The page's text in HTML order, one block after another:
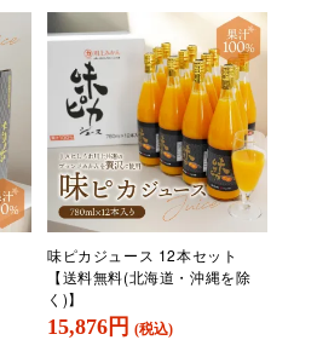
味ピカジュース 12本セット
【送料無料(北海道・沖縄を除
く)】
15,876円 (税込)